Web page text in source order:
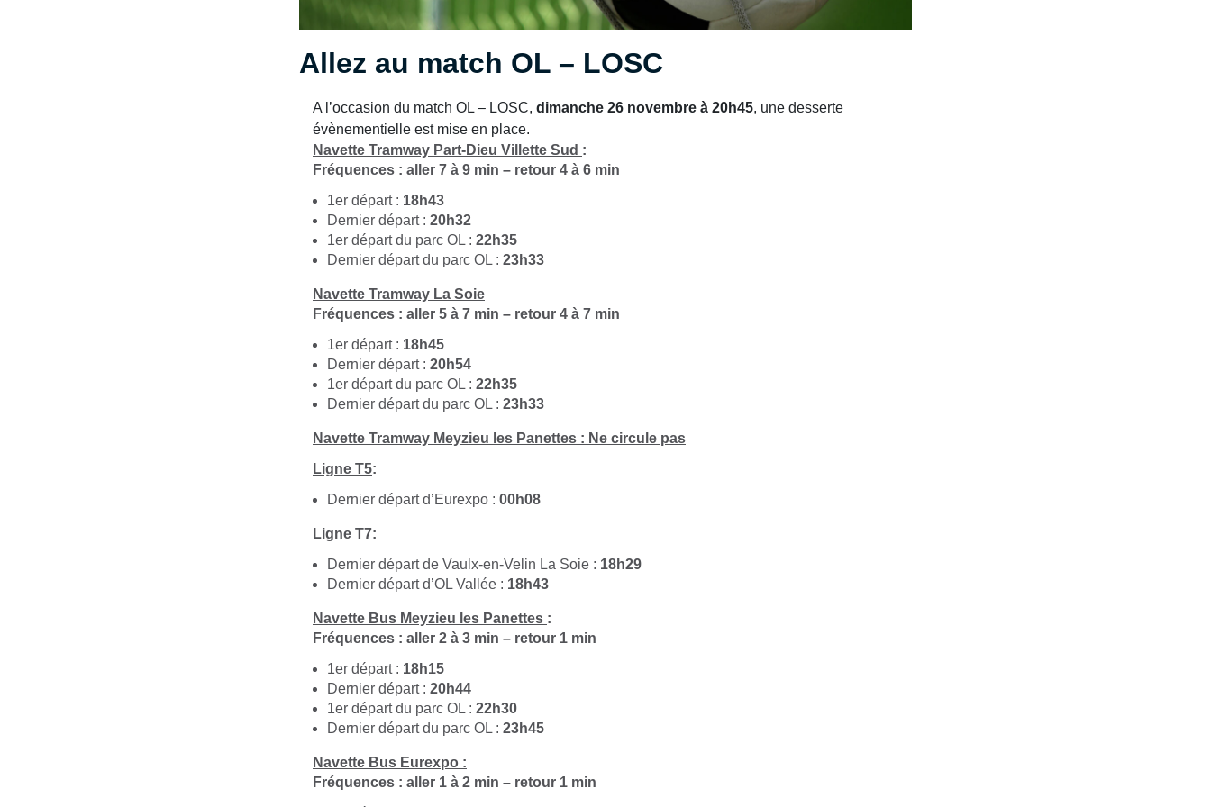
Allez au match OL – LOSC
A l’occasion du match OL – LOSC, dimanche 26 novembre à 20h45, une desserte
évènementielle est mise en place.
Navette Tramway Part-Dieu Villette Sud :
Fréquences : aller 7 à 9 min – retour 4 à 6 min
1er départ : 18h43
Dernier départ : 20h32
1er départ du parc OL : 22h35
Dernier départ du parc OL : 23h33
Navette Tramway La Soie
Fréquences : aller 5 à 7 min – retour 4 à 7 min
1er départ : 18h45
Dernier départ : 20h54
1er départ du parc OL : 22h35
Dernier départ du parc OL : 23h33
Navette Tramway Meyzieu les Panettes : Ne circule pas
Ligne T5:
Dernier départ d’Eurexpo : 00h08
Ligne T7:
Dernier départ de Vaulx-en-Velin La Soie : 18h29
Dernier départ d’OL Vallée : 18h43
Navette Bus Meyzieu les Panettes :
Fréquences : aller 2 à 3 min – retour 1 min
1er départ : 18h15
Dernier départ : 20h44
1er départ du parc OL : 22h30
Dernier départ du parc OL : 23h45
Navette Bus Eurexpo :
Fréquences : aller 1 à 2 min – retour 1 min